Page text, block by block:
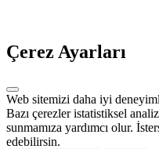
Çerez Ayarları
Web sitemizi daha iyi
Bazı çerezler istatistiksel
sunmamıza yardımcı olur.
edebilirsin.